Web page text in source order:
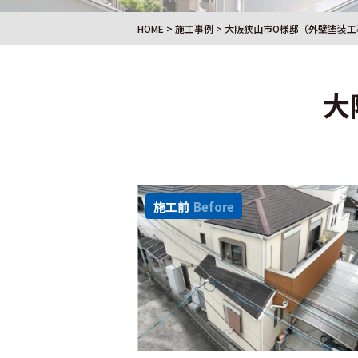
HOME > 施工事例 > 大阪狭山市O様邸（外壁塗装
施工前 Before